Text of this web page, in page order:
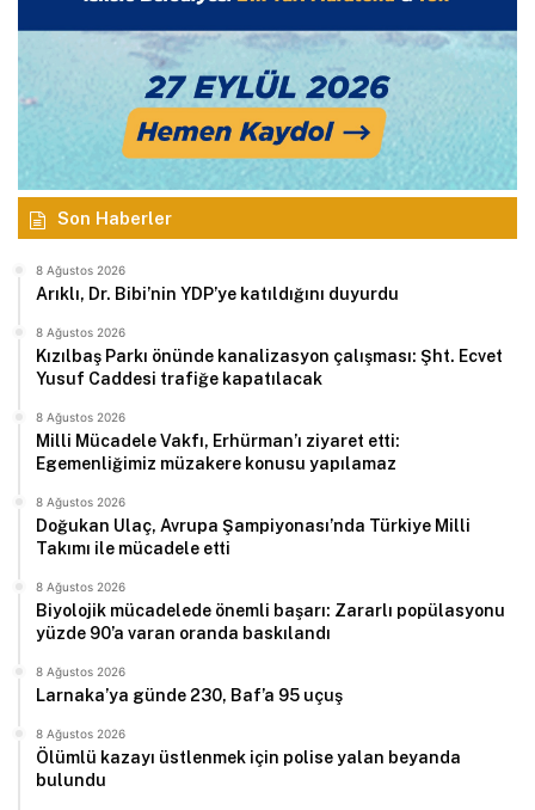
Son Haberler
8 Ağustos 2026
Arıklı, Dr. Bibi’nin YDP’ye katıldığını duyurdu
8 Ağustos 2026
Kızılbaş Parkı önünde kanalizasyon çalışması: Şht. Ecvet
Yusuf Caddesi trafiğe kapatılacak
8 Ağustos 2026
Milli Mücadele Vakfı, Erhürman’ı ziyaret etti:
Egemenliğimiz müzakere konusu yapılamaz
8 Ağustos 2026
Doğukan Ulaç, Avrupa Şampiyonası’nda Türkiye Milli
Takımı ile mücadele etti
8 Ağustos 2026
Biyolojik mücadelede önemli başarı: Zararlı popülasyonu
yüzde 90’a varan oranda baskılandı
8 Ağustos 2026
Larnaka’ya günde 230, Baf’a 95 uçuş
8 Ağustos 2026
Ölümlü kazayı üstlenmek için polise yalan beyanda
bulundu